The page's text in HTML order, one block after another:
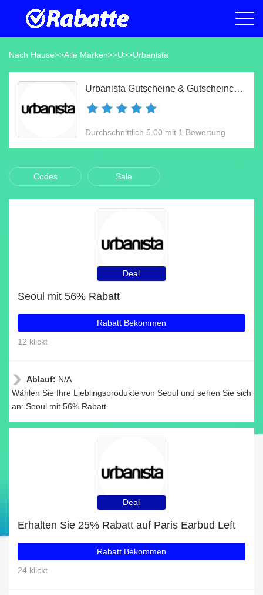
Nach Hause>>Alle Marken>>U>>Urbanista
Urbanista Gutscheine & Gutscheincodes Aug 2026
Durchschnittlich 5.00 mit 1 Bewertung
Codes Sale
Deal
Seoul mit 56% Rabatt
Rabatt Bekommen
12 klickt
Ablauf: N/A
Wählen Sie Ihre Lieblingsprodukte von Seoul und sehen Sie sich
an: Seoul mit 56% Rabatt
Deal
Erhalten Sie 25% Rabatt auf Paris Earbud Left
Rabatt Bekommen
24 klickt